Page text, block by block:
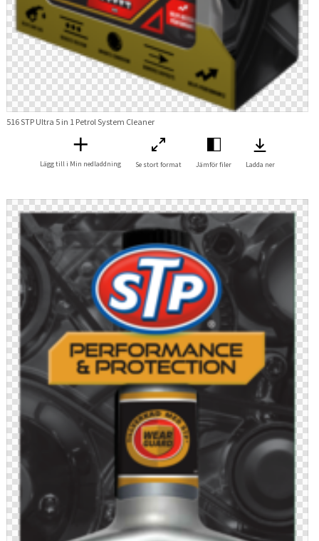
516 STP Ultra 5 in 1 Petrol System Cleaner
Lägg till i Min nedladdning Se stort format Jämför filer Ladda ner